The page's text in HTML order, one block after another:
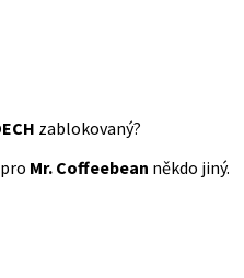
zablokovaný?
Mr. Coffeebean někdo jiný.